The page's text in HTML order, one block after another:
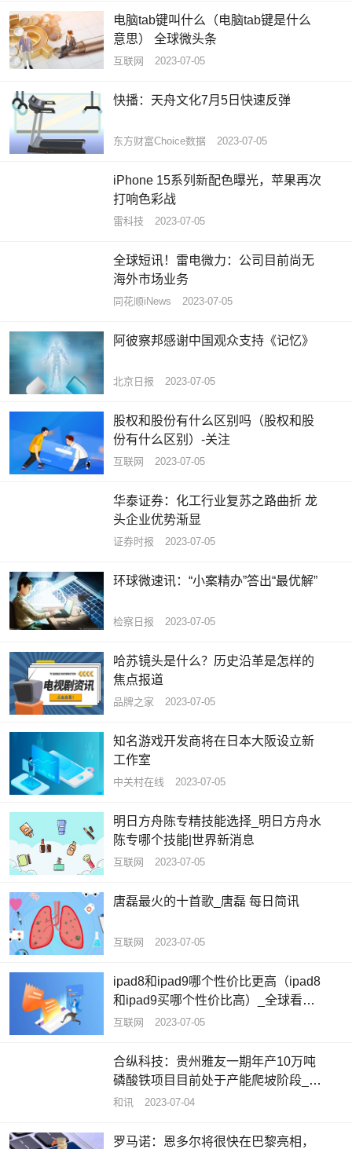
电脑tab键叫什么（电脑tab键是什么
意思） 全球微头条
互联网 2023-07-05
快播：天舟文化7月5日快速反弹
东方财富Choice数据 2023-07-05
iPhone 15系列新配色曝光，苹果再次
打响色彩战
雷科技 2023-07-05
全球短讯！雷电微力：公司目前尚无
海外市场业务
同花顺iNews 2023-07-05
阿彼察邦感谢中国观众支持《记忆》
北京日报 2023-07-05
股权和股份有什么区别吗（股权和股
份有什么区别）-关注
互联网 2023-07-05
华泰证券：化工行业复苏之路曲折 龙
头企业优势渐显
证券时报 2023-07-05
环球微速讯：“小案精办”答出“最优解”
检察日报 2023-07-05
哈苏镜头是什么？历史沿革是怎样的
焦点报道
品牌之家 2023-07-05
知名游戏开发商将在日本大阪设立新
工作室
中关村在线 2023-07-05
明日方舟陈专精技能选择_明日方舟水
陈专哪个技能|世界新消息
互联网 2023-07-05
唐磊最火的十首歌_唐磊 每日简讯
互联网 2023-07-05
ipad8和ipad9哪个性价比更高（ipad8
和ipad9买哪个性价比高）_全球看热
讯
互联网 2023-07-05
合纵科技：贵州雅友一期年产10万吨
磷酸铁项目目前处于产能爬坡阶段_每
日聚焦
和讯 2023-07-04
罗马诺：恩多尔将很快在巴黎亮相，